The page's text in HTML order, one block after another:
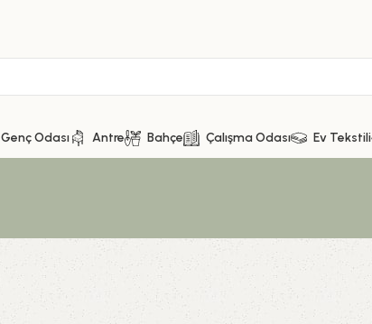
Genç Odası Antre Bahçe Çalışma Odası Ev Tekstili